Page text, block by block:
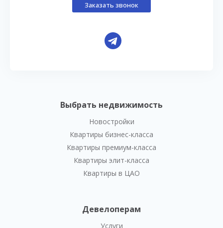
Выбрать недвижимость
Новостройки
Квартиры бизнес-класса
Квартиры премиум-класса
Квартиры элит-класса
Квартиры в ЦАО
Девелоперам
Услуги
Заказать звонок